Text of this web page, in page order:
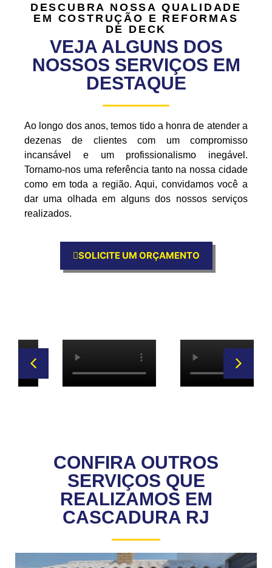
DESCUBRA NOSSA QUALIDADE
EM COSTRUÇÃO E REFORMAS
DE DECK
VEJA ALGUNS DOS
NOSSOS SERVIÇOS EM
DESTAQUE
Ao longo dos anos, temos tido a honra de atender a
dezenas de clientes com um compromisso
incansável e um profissionalismo inegável.
Tornamo-nos uma referência tanto na nossa cidade
como em toda a região. Aqui, convidamos você a
dar uma olhada em alguns dos nossos serviços
realizados.
SOLICITE UM ORÇAMENTO
CONFIRA OUTROS
SERVIÇOS QUE
REALIZAMOS EM
CASCADURA RJ